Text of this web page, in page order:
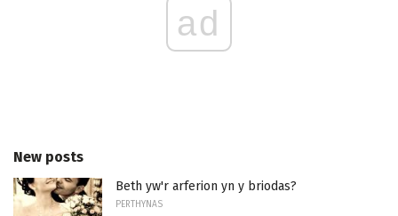
ad
New posts
Beth yw'r arferion yn y briodas?
PERTHYNAS